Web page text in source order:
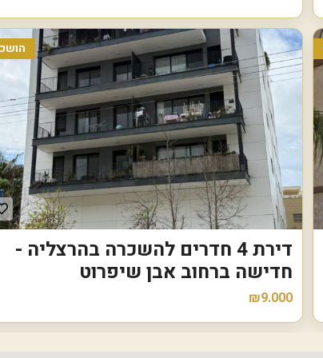
דירת 4 חדרים להשכרה בהרצליה -
חדישה ברחוב אבן שיפרוט
₪9.000